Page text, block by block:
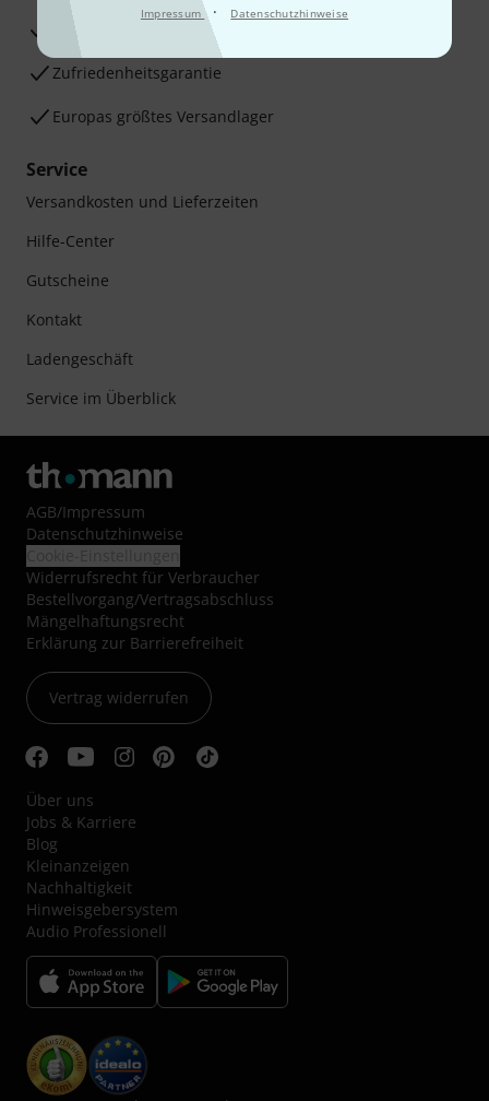
Impressum · Datenschutzhinweise
Beratung durch Fachexperten
Zufriedenheitsgarantie
Europas größtes Versandlager
Service
Versandkosten und Lieferzeiten
Hilfe-Center
Gutscheine
Kontakt
Ladengeschäft
Service im Überblick
AGB/Impressum
Datenschutzhinweise
Widerrufsrecht für Verbraucher
Bestellvorgang/Vertragsabschluss
Mängelhaftungsrecht
Erklärung zur Barrierefreiheit
Vertrag widerrufen
Über uns
Jobs & Karriere
Blog
Kleinanzeigen
Nachhaltigkeit
Hinweisgebersystem
Audio Professionell